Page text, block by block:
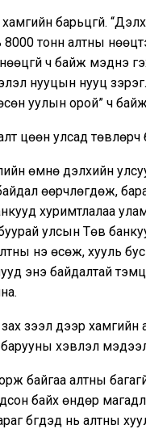
барьцгүй.
тонн алтны
ч байж мэднэ
нууцын нууц
уулын орой” ч
цөөн улсад төвлөрч
өмнө дэлхийн
өөрчлөгдөж,
хуримтлалаа
улсын Төв
үнэ өсөж, хууль
энэ байдалтай
зээл дээр
хэвлэл
байгаа алтны
байх өндөр
бүгдэд нь алтны